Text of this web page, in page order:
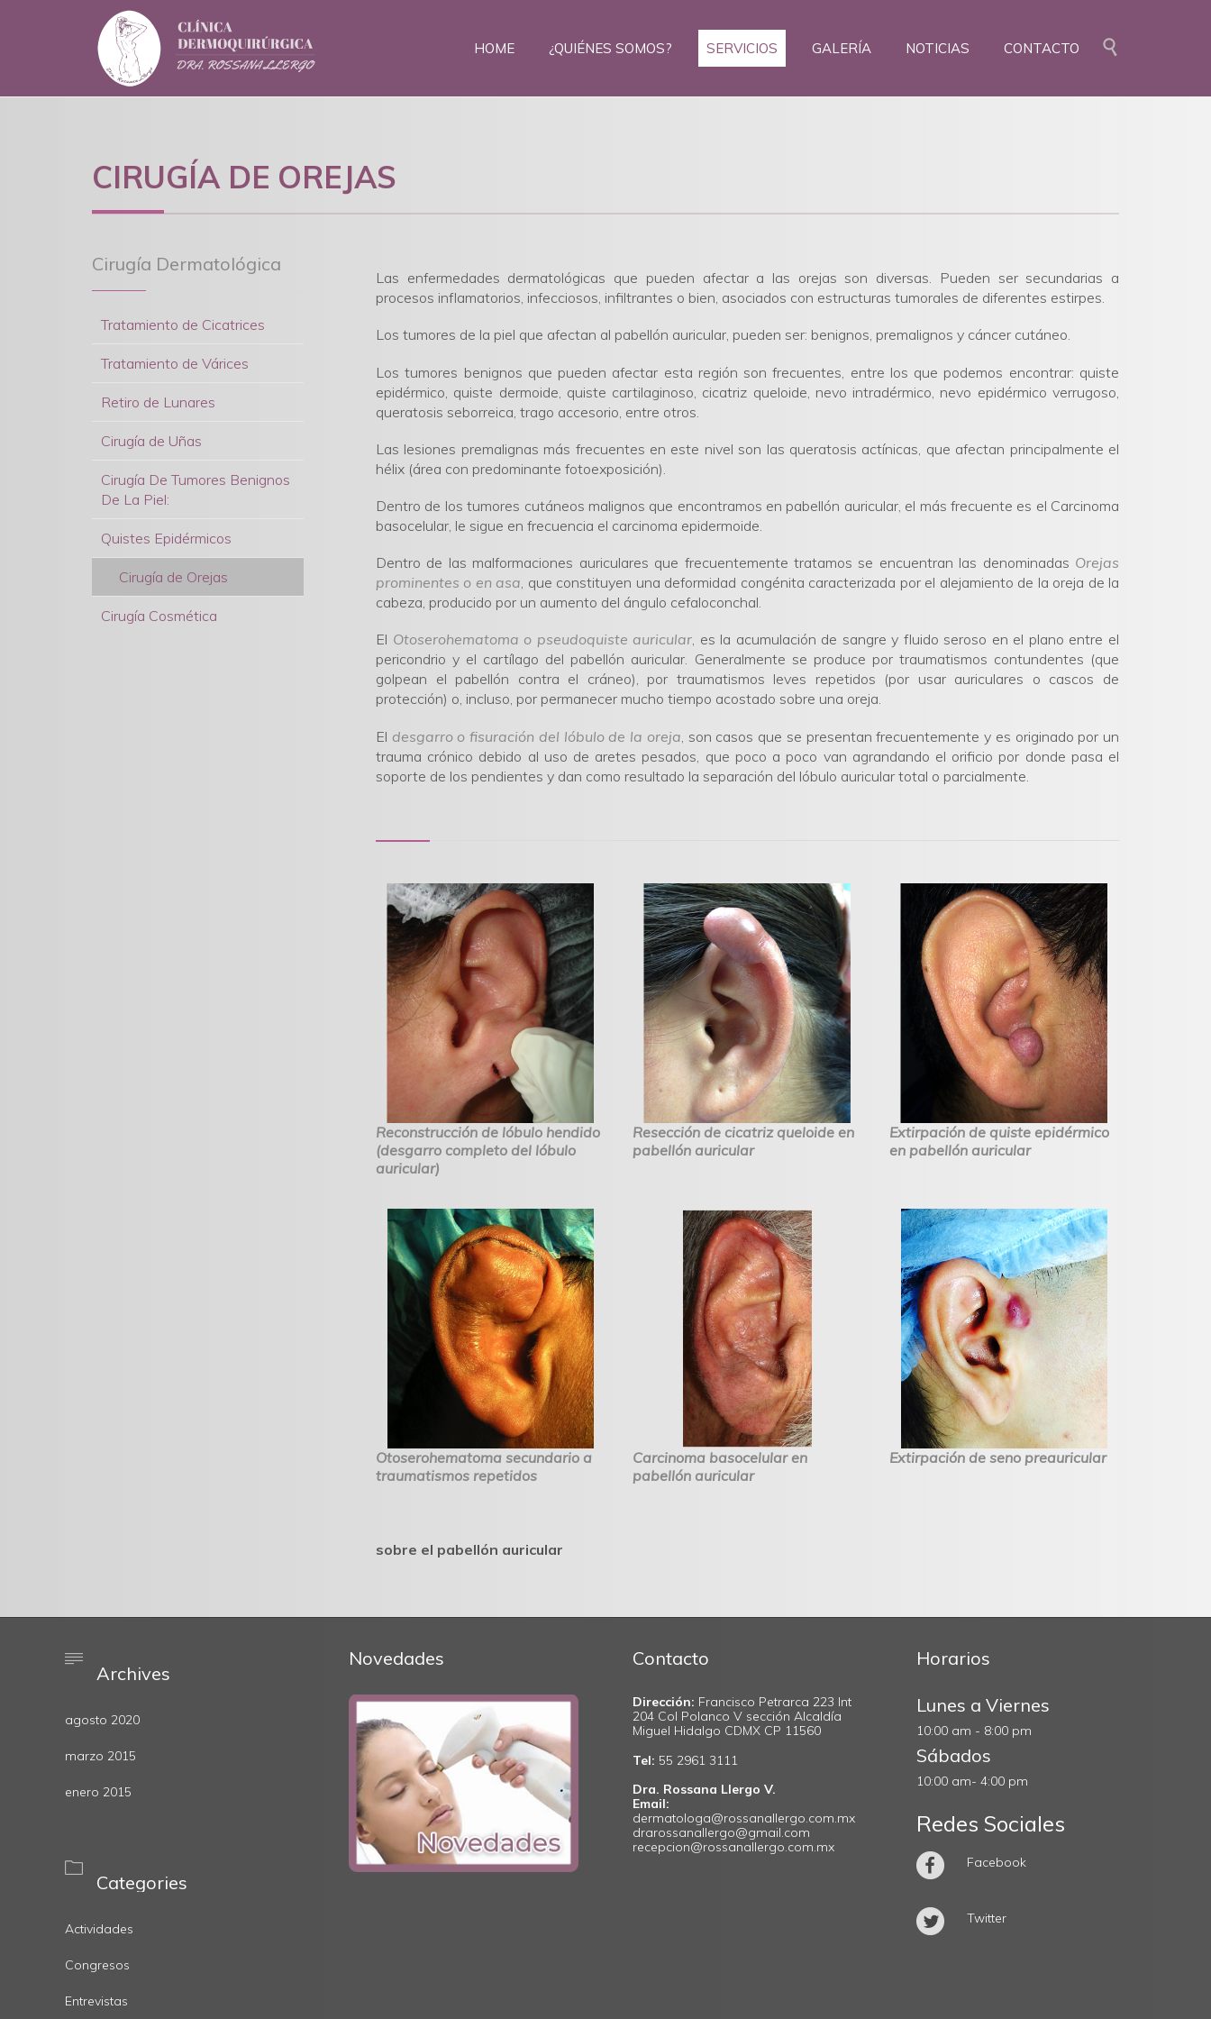
Skip
HOME ¿QUIÉNES SOMOS? SERVICIOS GALERÍA NOTICIAS CONTACTO 
CIRUGÍA DE OREJAS
Cirugía Dermatológica
Tratamiento de Cicatrices
Tratamiento de Várices
Retiro de Lunares
Cirugía de Uñas
Cirugía De Tumores Benignos
De La Piel:
Quistes Epidérmicos
Cirugía de Orejas
Cirugía Cosmética
Las enfermedades dermatológicas que pueden afectar a las orejas son diversas. Pueden ser secundarias a
procesos inflamatorios, infecciosos, infiltrantes o bien, asociados con estructuras tumorales de diferentes estirpes.
Los tumores de la piel que afectan al pabellón auricular, pueden ser: benignos, premalignos y cáncer cutáneo.
Los tumores benignos que pueden afectar esta región son frecuentes, entre los que podemos encontrar: quiste
epidérmico, quiste dermoide, quiste cartilaginoso, cicatriz queloide, nevo intradérmico, nevo epidérmico verrugoso,
queratosis seborreica, trago accesorio, entre otros.
Las lesiones premalignas más frecuentes en este nivel son las queratosis actínicas, que afectan principalmente el
hélix (área con predominante fotoexposición).
Dentro de los tumores cutáneos malignos que encontramos en pabellón auricular, el más frecuente es el Carcinoma
basocelular, le sigue en frecuencia el carcinoma epidermoide.
Dentro de las malformaciones auriculares que frecuentemente tratamos se encuentran las denominadas Orejas
prominentes o en asa, que constituyen una deformidad congénita caracterizada por el alejamiento de la oreja de la
cabeza, producido por un aumento del ángulo cefaloconchal.
El Otoserohematoma o pseudoquiste auricular, es la acumulación de sangre y fluido seroso en el plano entre el
pericondrio y el cartílago del pabellón auricular. Generalmente se produce por traumatismos contundentes (que
golpean el pabellón contra el cráneo), por traumatismos leves repetidos (por usar auriculares o cascos de
protección) o, incluso, por permanecer mucho tiempo acostado sobre una oreja.
El desgarro o fisuración del lóbulo de la oreja , son casos que se presentan frecuentemente y es originado por un
trauma crónico debido al uso de aretes pesados, que poco a poco van agrandando el orificio por donde pasa el
soporte de los pendientes y dan como resultado la separación del lóbulo auricular total o parcialmente.
Reconstrucción de lóbulo hendido
(desgarro completo del lóbulo
auricular)
Resección de cicatriz queloide en
pabellón auricular
Extirpación de quiste epidérmico
en pabellón auricular
Otoserohematoma secundario a
traumatismos repetidos
sobre el pabellón auricular
Carcinoma basocelular en
pabellón auricular
Extirpación de seno preauricular

Archives
agosto 2020
marzo 2015
enero 2015

Categories
Actividades
Congresos
Entrevistas
Novedades Contacto
Dirección: Francisco Petrarca 223 Int
204 Col Polanco V sección Alcaldía
Miguel Hidalgo CDMX CP 11560
Tel: 55 2961 3111
Dra. Rossana Llergo V.
Email:
dermatologa@rossanallergo.com.mx
drarossanallergo@gmail.com
recepcion@rossanallergo.com.mx
Horarios
Lunes a Viernes
10:00 am - 8:00 pm
Sábados
10:00 am- 4:00 pm
Redes Sociales
Facebook
Twitter